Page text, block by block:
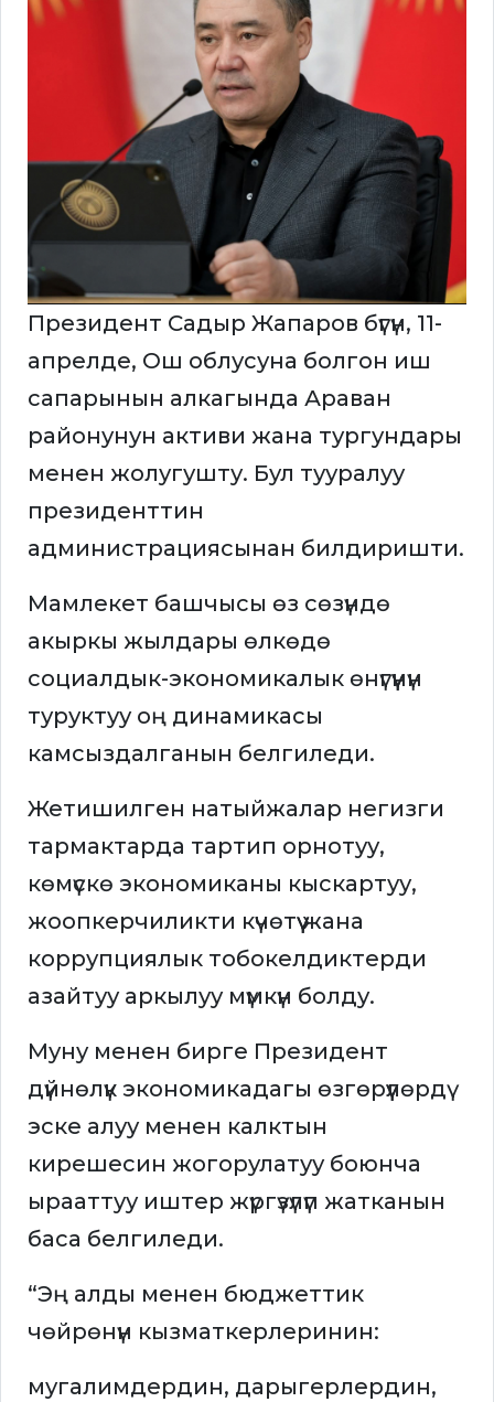
Президент Садыр Жапаров бүгүн, 11-
апрелде, Ош облусуна болгон иш
сапарынын алкагында Араван
районунун активи жана тургундары
менен жолугушту. Бул тууралуу
президенттин
администрациясынан билдиришти.
Мамлекет башчысы өз сөзүндө
акыркы жылдары өлкөдө
социалдык-экономикалык өнүгүүнүн
туруктуу оң динамикасы
камсыздалганын белгиледи.
Жетишилген натыйжалар негизги
тармактарда тартип орнотуу,
көмүскө экономиканы кыскартуу,
жоопкерчиликти күчөтүү жана
коррупциялык тобокелдиктерди
азайтуу аркылуу мүмкүн болду.
Муну менен бирге Президент
дүйнөлүк экономикадагы өзгөрүүлөрдү
эске алуу менен калктын
кирешесин жогорулатуу боюнча
ырааттуу иштер жүргүзүлүп жатканын
баса белгиледи.
“Эң алды менен бюджеттик
чөйрөнүн кызматкерлеринин:
мугалимдердин, дарыгерлердин,